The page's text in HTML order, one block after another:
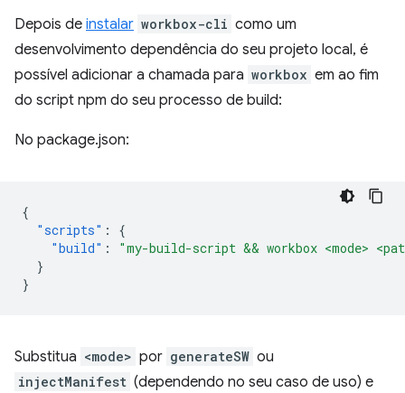
Depois de instalar workbox-cli como um
desenvolvimento dependência do seu projeto local, é
possível adicionar a chamada para workbox em ao fim
do script npm do seu processo de build:
No package.json:
{
"scripts" :
{
"build" :
"my-build-script && workbox <mode>
}
}
Substitua <mode> por generateSW ou
injectManifest (dependendo no seu caso de uso) e